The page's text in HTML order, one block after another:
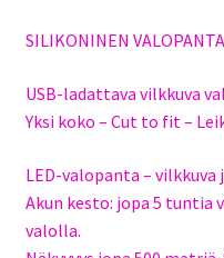
SILIKONINEN VALOPANTA
USB-ladattava vilkkuva
Yksi koko – Cut to fit –
LED-valopanta – vilkkuva
Akun kesto: jopa 5 tuntia
valolla.